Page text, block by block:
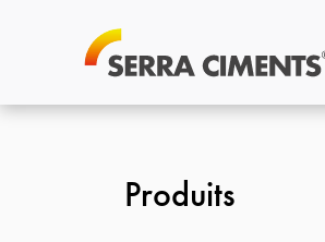
Produits